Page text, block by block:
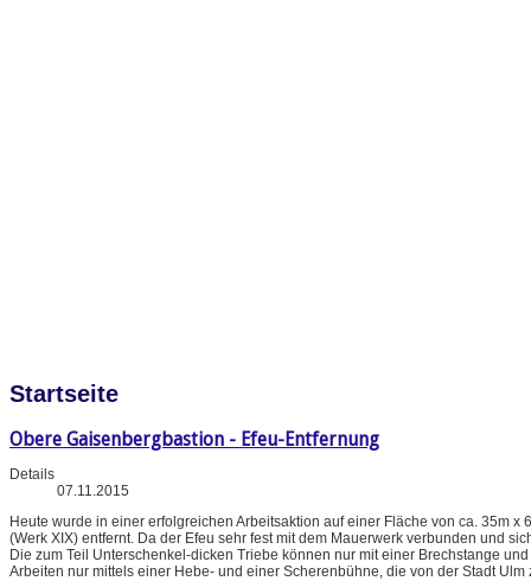
Startseite
Obere Gaisenbergbastion - Efeu-Entfernung
Details
07.11.2015
Heute wurde in einer erfolgreichen Arbeitsaktion auf einer Fläche von ca. 35m
(Werk XIX) entfernt. Da der Efeu sehr fest mit dem Mauerwerk verbunden und
Die zum Teil Unterschenkel-dicken Triebe können nur mit einer Brechstange
Arbeiten nur mittels einer Hebe- und einer Scherenbühne, die von der Stadt